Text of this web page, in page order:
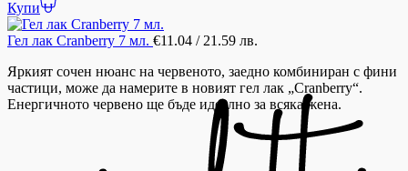
Купи
Гел лак Cranberry 7 мл. €11.04 / 21.59 лв.
Яркият сочен нюанс на червеното, заедно комбиниран с фини
частици, може да намерите в новият гел лак „Cranberry“.
Енергичното червено ще бъде идеално за всяка жена.